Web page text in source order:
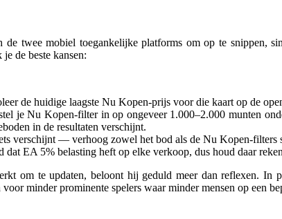
twee mobiel toegankelijke platforms om op te snippen,
de beste kansen:
de huidige laagste Nu Kopen-prijs voor die kaart op de
je Nu Kopen-filter in op ongeveer 1.000–2.000 munten
in de resultaten verschijnt.
verschijnt — verhoog zowel het bod als de Nu Kopen-filters
EA 5% belasting heft op elke verkoop, dus houd daar
om te updaten, beloont hij geduld meer dan reflexen. In
minder prominente spelers waar minder mensen op een